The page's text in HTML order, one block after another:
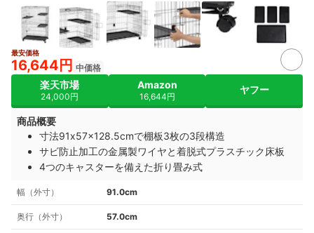
最安価格
16,644円 中価格
楽天市場
24,000円
Amazon
16,644円
ヤフー
商品概要
寸法91x57x128.5cmで棚板3枚の3段構造
サビ防止加工の金属製ワイヤと着脱式プラスチック床板
4つのキャスターを備えた折り畳み式
幅（外寸） 91.0cm
奥行（外寸） 57.0cm